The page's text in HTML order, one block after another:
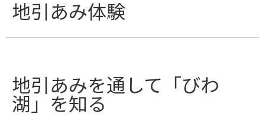
地引あみ体験
地引あみを通して「びわ
湖」を知る